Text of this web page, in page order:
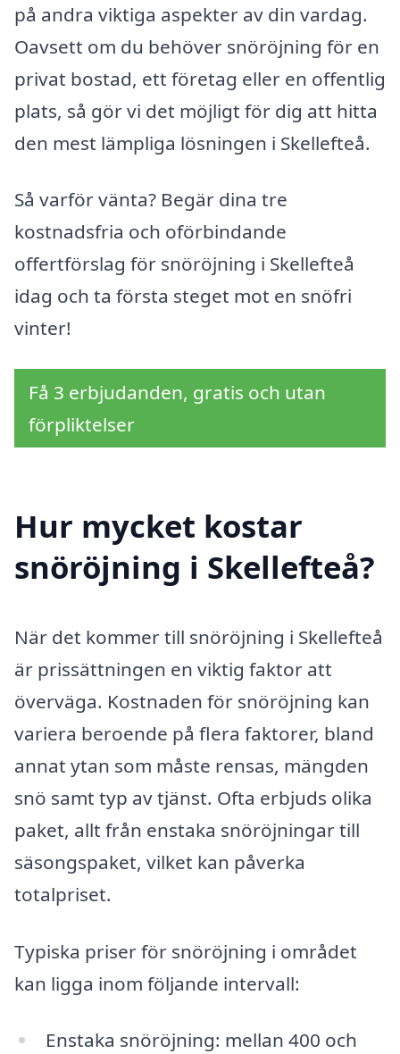
på andra viktiga aspekter av din vardag.
Oavsett om du behöver snöröjning för en
privat bostad, ett företag eller en offentlig
plats, så gör vi det möjligt för dig att hitta
den mest lämpliga lösningen i Skellefteå.
Så varför vänta? Begär dina tre
kostnadsfria och oförbindande
offertförslag för snöröjning i Skellefteå
idag och ta första steget mot en snöfri
vinter!
Få 3 erbjudanden, gratis och utan
förpliktelser
Hur mycket kostar
snöröjning i Skellefteå?
När det kommer till snöröjning i Skellefteå
är prissättningen en viktig faktor att
överväga. Kostnaden för snöröjning kan
variera beroende på flera faktorer, bland
annat ytan som måste rensas, mängden
snö samt typ av tjänst. Ofta erbjuds olika
paket, allt från enstaka snöröjningar till
säsongspaket, vilket kan påverka
totalpriset.
Typiska priser för snöröjning i området
kan ligga inom följande intervall:
Enstaka snöröjning: mellan 400 och